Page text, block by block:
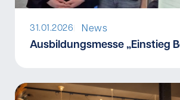
News
31.01.2026
Ausbildungsmesse „Einstieg